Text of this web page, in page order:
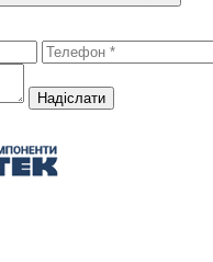
Надiслати